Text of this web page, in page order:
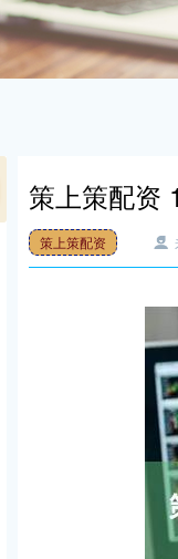
策上策配资
策上策配资